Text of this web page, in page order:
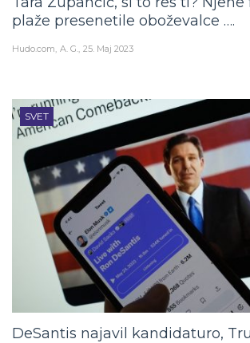
plaže presenetile oboževalce ….
Hudo.com A. G. 25. Maj 2023
SVET
DeSantis najavil kandidaturo,